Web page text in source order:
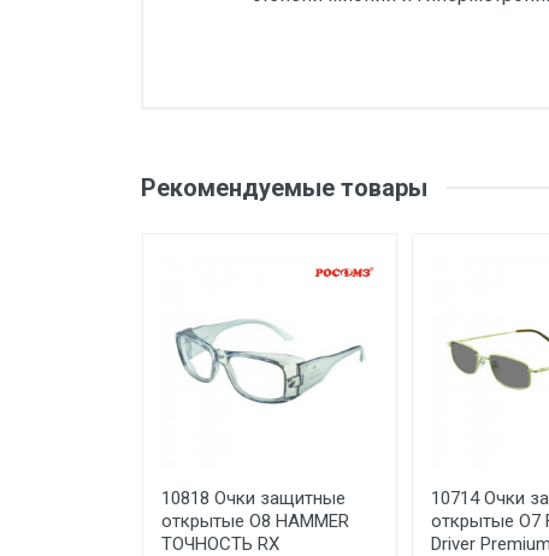
Производитель и место
Дата изготовления
Срок годности
Организация импортер
Ваше сообщение
Отправить отзыв
Рекомендуемые товары
10818 Очки защитные
открытые О8 HAMMER
ТОЧНОСТЬ RX
10714 Очки
открытые О7
Driver Premium